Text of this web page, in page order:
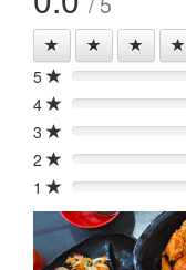
5 0%
4
0%
3
0%
2
0%
1
0%